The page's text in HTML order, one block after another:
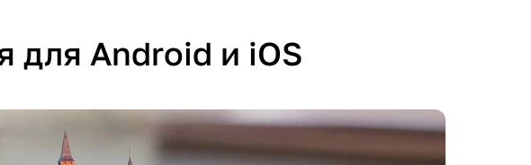
для Android и iOS